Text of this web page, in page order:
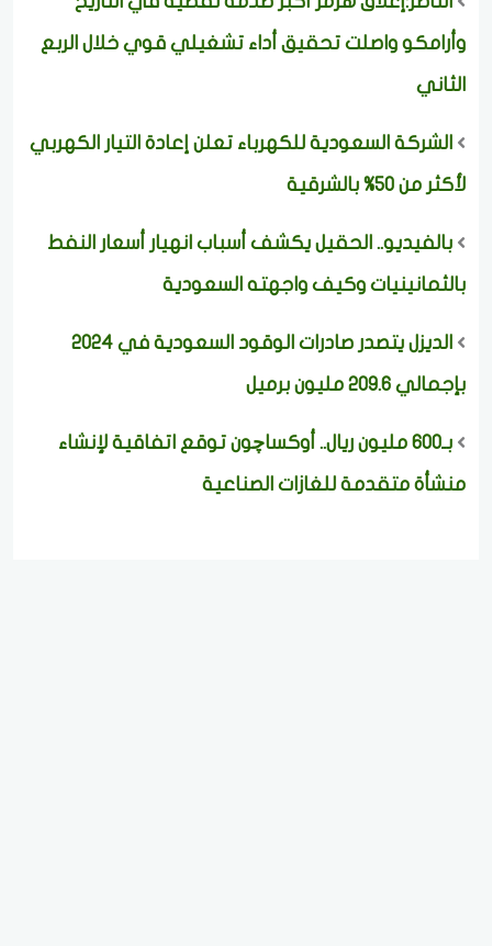
وأرامكو واصلت تحقيق أداء تشغيلي قوي خلال الربع
الثاني
الشركة السعودية للكهرباء تعلن إعادة التيار الكهربي
لأكثر من 50% بالشرقية
بالفيديو.. الحقيل يكشف أسباب انهيار أسعار النفط
بالثمانينيات وكيف واجهته السعودية
الديزل يتصدر صادرات الوقود السعودية في 2024
بإجمالي 209.6 مليون برميل
بـ600 مليون ريال.. أوكساچون توقع اتفاقية لإنشاء
منشأة متقدمة للغازات الصناعية